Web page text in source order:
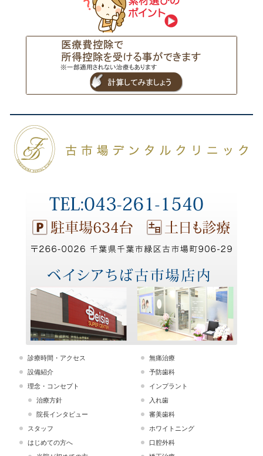
診療時間・アクセス
設備紹介
理念・コンセプト
治療方針
院長インタビュー
スタッフ
はじめての方へ
無痛治療
予防歯科
インプラント
入れ歯
審美歯科
ホワイトニング
口腔外科